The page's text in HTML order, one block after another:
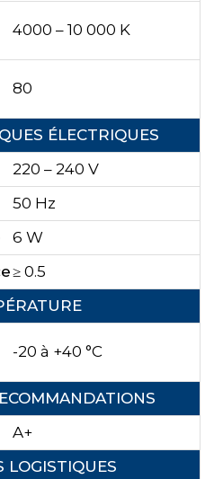
4000 – 10 000 K
80
ÉLECTRIQUES
220 – 240 V
50 Hz
6 W
≥ 0.5
-20 à +40 °C
A+
LOGISTIQUES